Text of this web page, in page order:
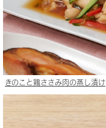
きのこと鶏ささみ肉の蒸し漬け